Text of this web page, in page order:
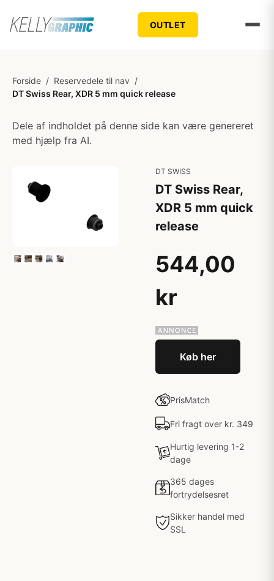
OUTLET
Forside / Reservedele til nav /
DT Swiss Rear, XDR 5 mm quick release
Dele af indholdet på denne side kan være genereret
med hjælp fra AI.
DT SWISS
DT Swiss Rear,
XDR 5 mm quick
release
544,00
kr
Køb her
PrisMatch
Fri fragt over kr. 349
Hurtig levering 1-2
dage
365 dages
fortrydelsesret
Sikker handel med
SSL